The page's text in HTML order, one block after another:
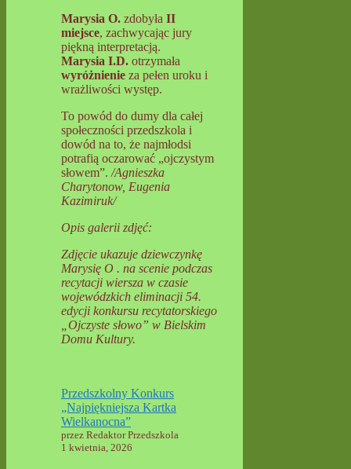
Marysia O. zdobyła II
miejsce, zachwycając jury
piękną interpretacją.
Marysia I.D. otrzymała
wyróżnienie za pełen uroku i
wrażliwości występ.
To powód do dumy dla całej
społeczności przedszkola i
dowód na to, że najmłodsi
potrafią oczarować „ojczystym
słowem”. /Agnieszka
Charytonow, Eugenia
Kazimiruk/
Opis galerii zdjęć:
Zdjęcie ukazuje dziewczynkę
Marysię O . na scenie podczas
recytacji wiersza w czasie
wojewódzkich eliminacji 54.
edycji konkursu recytatorskiego
„Ojczyste słowo” w Bielskim
Domu Kultury.
Przedszkolny Konkurs
„Najpiękniejsza Kartka
Wielkanocna”
przez Redaktor Przedszkola
1 kwietnia, 2026